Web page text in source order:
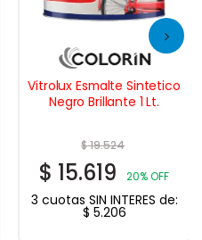
Vitrolux Esmalte Sintetico
Negro Brillante 1 Lt.
$19.524
$ 15.619 20% OFF
3 cuotas SIN INTERES de:
$5.206